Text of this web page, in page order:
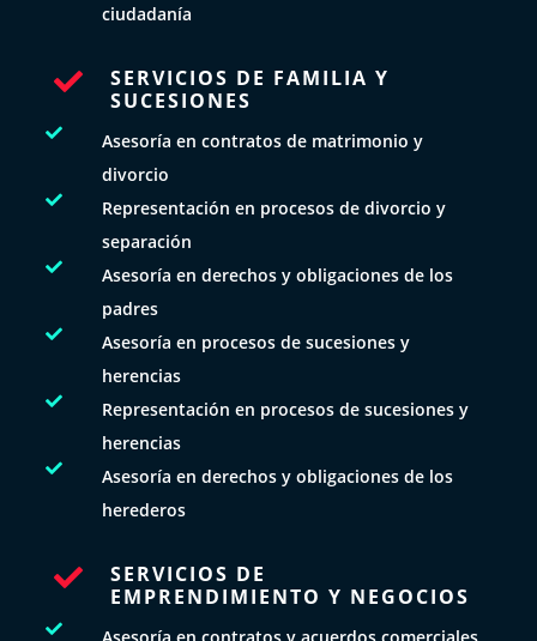
ciudadanía

SERVICIOS DE FAMILIA Y
SUCESIONES

Asesoría en contratos de matrimonio y
divorcio

Representación en procesos de divorcio y
separación

Asesoría en derechos y obligaciones de los
padres

Asesoría en procesos de sucesiones y
herencias

Representación en procesos de sucesiones y
herencias

Asesoría en derechos y obligaciones de los
herederos

SERVICIOS DE
EMPRENDIMIENTO Y NEGOCIOS
 Asesoría en contratos y acuerdos comerciales